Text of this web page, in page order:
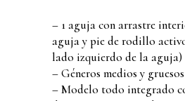
– 1 aguja con arrastre
aguja y pie de rodillo
lado izquierdo de la aguja)
– Géneros medios y gruesos
– Modelo todo integrado